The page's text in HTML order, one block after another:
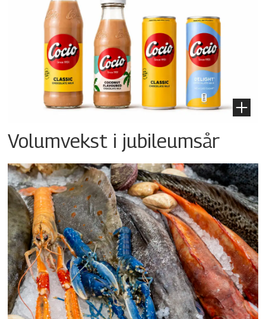
Volumvekst i jubileumsår